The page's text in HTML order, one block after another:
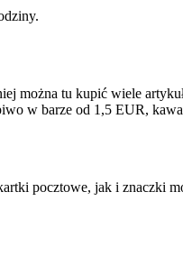
można tu kupić wiele
w barze od 1,5 EUR,
pocztowe, jak i znaczki